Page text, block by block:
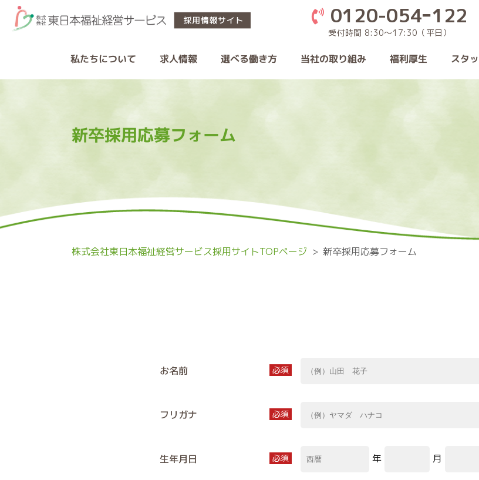
0120-054ｰ122
受付時間 8:30〜17:30（平日）
私たちについて 求人情報 選べる働き方 当社の取り組み 福利厚生 スタ
新卒採用応募フォーム
株式会社東日本福祉経営サービス採用サイトTOPページ 新卒採用応募フォーム
お名前 必須
フリガナ 必須
生年月日 必須 年 月